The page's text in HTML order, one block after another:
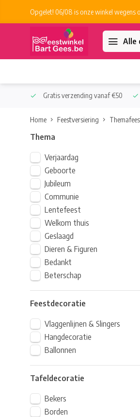
Opgelet! 06/08 is onze winkel wegens
Alle
Gratis verzending vanaf €50
Home Feestversiering
Thema
Verjaardag
Geboorte
Jubileum
Communie
Lentefeest
Welkom thuis
Geslaagd
Dieren & Figuren
Bedankt
Beterschap
Feestdecoratie
Vlaggenlijnen & Slingers
Hangdecoratie
Ballonnen
Tafeldecoratie
Bekers
Borden